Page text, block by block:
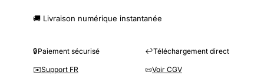
🚚 Livraison numérique instantanée
🔒Paiement sécurisé ↩️Téléchargement direct
✉️Support FR 📜Voir CGV